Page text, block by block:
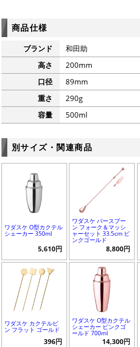
商品仕様
ブランド
和田助
高さ
200mm
口径
89mm
重さ
290g
容量
500ml
別サイズ・関連商品
ワダスケ O型カクテル
シェーカー 350ml
5,610円
ワダスケ バースプー
ン フォーク＆マッシ
ャーセット 33.5cm ピ
ンクゴールド
8,800円
ワダスケ カクテルピ
ン フラット ゴールド
396円
ワダスケ O型カクテル
シェーカー ピンクゴ
ールド 700ml
14,300円